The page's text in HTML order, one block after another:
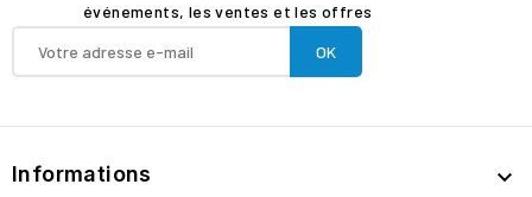
événements, les ventes et les offres
Informations 